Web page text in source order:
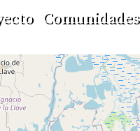
Comunidades